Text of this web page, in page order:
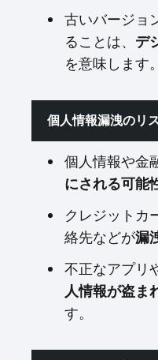
古いバージョ
ることは、 デ
を意味します。
個人情報漏洩のリ
個人情報や金
にされる可能
クレジットカ
絡先などが漏
不正なアプリ
人情報が盗ま
す。